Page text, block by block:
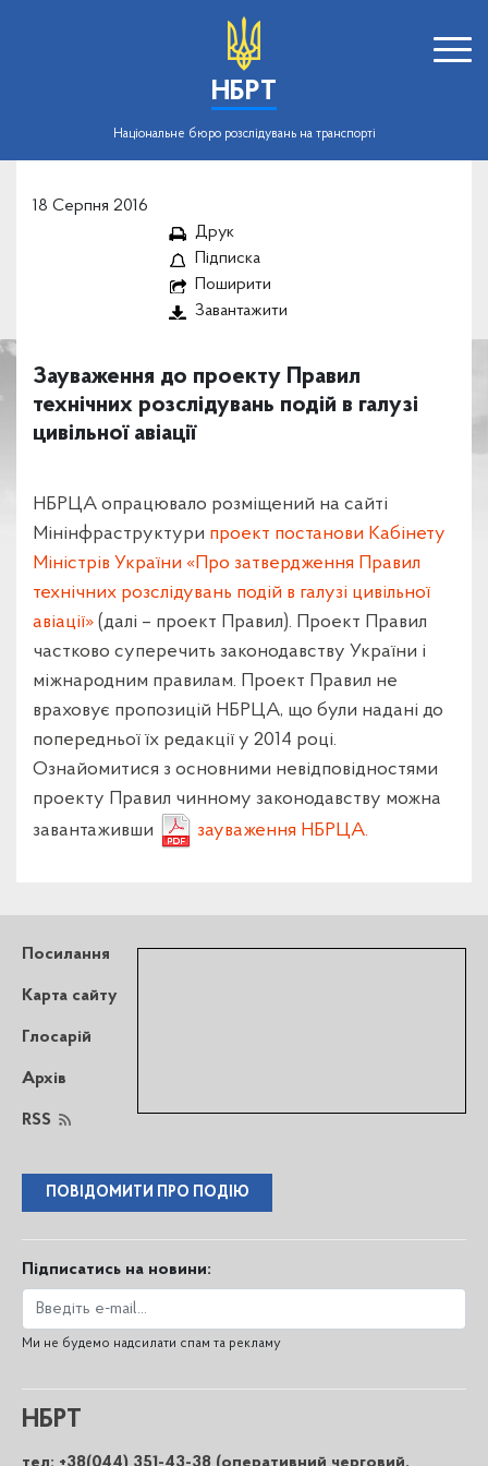
НБРТ
Національне бюро розслідувань на транспорті
18 Серпня 2016
Друк
Підписка
Поширити
Завантажити
Зауваження до проекту Правил
технічних розслідувань подій в галузі
цивільної авіації
НБРЦА опрацювало розміщений на сайті
Мінінфраструктури проект постанови Кабінету
Міністрів України «Про затвердження Правил
технічних розслідувань подій в галузі цивільної
авіації» (далі – проект Правил). Проект Правил
частково суперечить законодавству України і
міжнародним правилам. Проект Правил не
враховує пропозицій НБРЦА, що були надані до
попередньої їх редакції у 2014 році.
Ознайомитися з основними невідповідностями
проекту Правил чинному законодавству можна
завантаживши
зауваження НБРЦА.
Посилання
Карта сайту
Глосарій
Архів
RSS
ПОВІДОМИТИ ПРО ПОДІЮ
Підписатись на новини:
Ми не будемо надсилати спам та рекламу
НБРТ